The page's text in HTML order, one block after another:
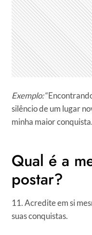
Exemplo:
silêncio de um lugar
minha maior
Qual é a
postar?
11. Acredite em si
suas conquistas.